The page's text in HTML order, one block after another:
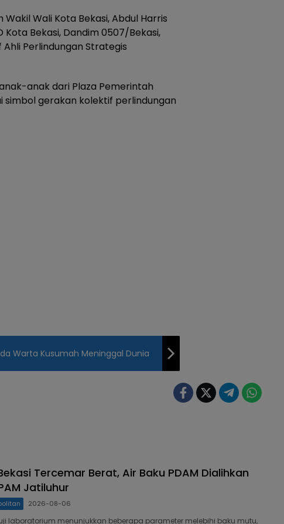
Wali Kota Bekasi, Abdul Harris
Kota Bekasi, Dandim 0507/Bekasi,
Perlindungan Strategis
anak dari Plaza Pemerintah
simbol gerakan kolektif perlindungan
Warta Kusumah Meninggal Dunia
Tercemar Berat, Air Baku PDAM Dialihkan
Jatiluhur
2026-08-06
laboratorium menunjukkan beberapa parameter melebihi baku mutu,